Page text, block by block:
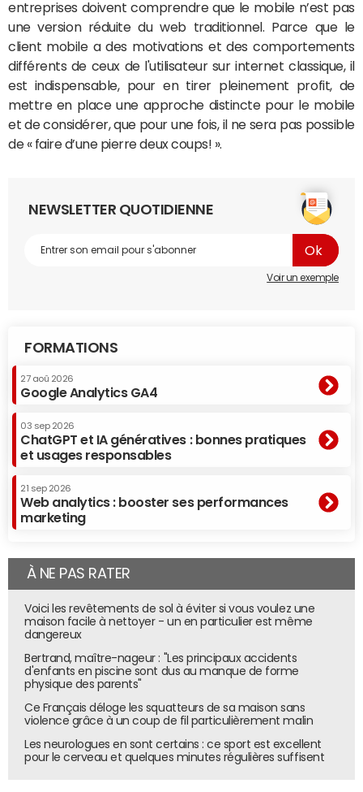
entreprises doivent comprendre que le mobile n’est pas
une version réduite du web traditionnel. Parce que le
client mobile a des motivations et des comportements
différents de ceux de l'utilisateur sur internet classique, il
est indispensable, pour en tirer pleinement profit, de
mettre en place une approche distincte pour le mobile
et de considérer, que pour une fois, il ne sera pas possible
de « faire d’une pierre deux coups! ».
NEWSLETTER QUOTIDIENNE
Voir un exemple
FORMATIONS
27 aoû 2026
Google Analytics GA4
03 sep 2026
ChatGPT et IA génératives : bonnes pratiques
et usages responsables
21 sep 2026
Web analytics : booster ses performances
marketing
À NE PAS RATER
Voici les revêtements de sol à éviter si vous voulez une
maison facile à nettoyer - un en particulier est même
dangereux
Bertrand, maître-nageur : "Les principaux accidents
d'enfants en piscine sont dus au manque de forme
physique des parents"
Ce Français déloge les squatteurs de sa maison sans
violence grâce à un coup de fil particulièrement malin
Les neurologues en sont certains : ce sport est excellent
pour le cerveau et quelques minutes régulières suffisent